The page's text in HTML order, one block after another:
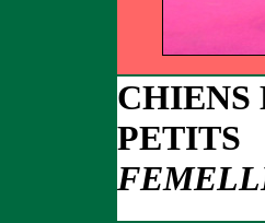
CHIENS
PETITS